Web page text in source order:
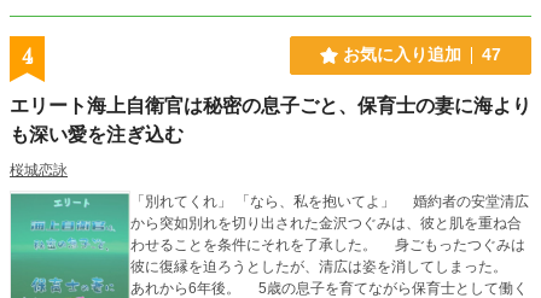
4 お気に入り追加 47
エリート海上自衛官は秘密の息子ごと、保育士の妻に海より
も深い愛を注ぎ込む
桜城恋詠
「別れてくれ」 「なら、私を抱いてよ」 婚約者の安堂清広
から突如別れを切り出された金沢つぐみは、彼と肌を重ね合
わせることを条件にそれを了承した。 身ごもったつぐみは
彼に復縁を迫ろうとしたが、清広は姿を消してしまった。
あれから6年後。 5歳の息子を育てながら保育士として働く